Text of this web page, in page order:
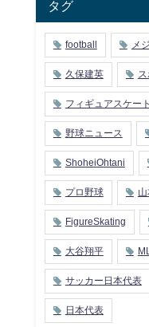
タグ
football メ
久保建英
フィギュアスケート
野球ニュース
ShoheiOhtani
プロ野球
FigureSkating
大谷翔平
サッカー日本代表
日本代表